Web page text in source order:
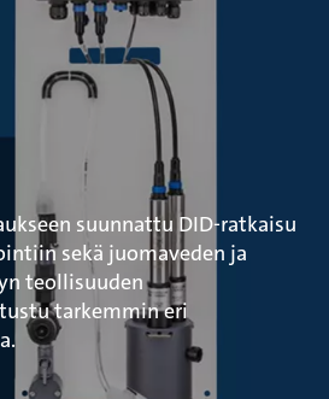
suunnattu DID-ratkaisu
sekä juomaveden ja
teollisuuden
tarkemmin eri